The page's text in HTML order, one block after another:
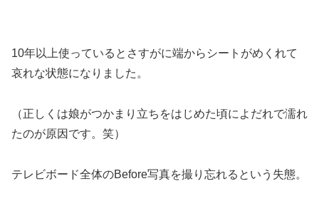
10年以上使っているとさすがに端からシートがめくれて
哀れな状態になりました。
（正しくは娘がつかまり立ちをはじめた頃によだれで濡れ
たのが原因です。笑）
テレビボード全体のBefore写真を撮り忘れるという失態。